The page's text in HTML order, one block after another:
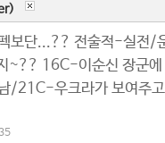
보단...?? 전술적-실전/
~?? 16C-이순신 장군에
/21C-우크라가 보여주